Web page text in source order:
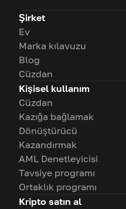
Şirket
Ev
Marka kılavuzu
Blog
Cüzdan
Kişisel kullanım
Cüzdan
Kazığa bağlamak
Dönüştürücü
Kazandırmak
AML Denetleyicisi
Tavsiye programı
Ortaklık programı
Kripto satın al